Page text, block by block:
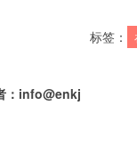
标签：
： info@enkj